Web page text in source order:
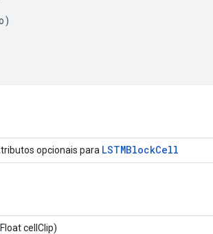
)
opcionais para LSTMBlockCell
cellClip)